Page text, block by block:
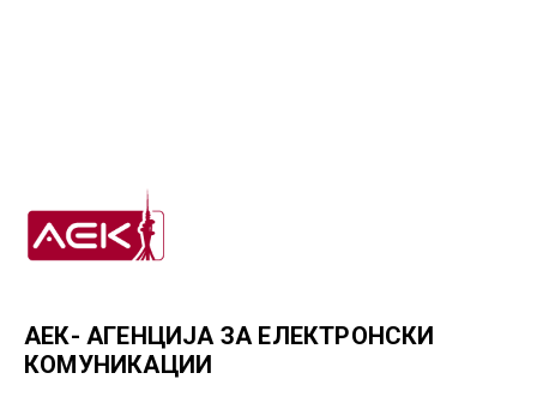
АЕК- АГЕНЦИЈА ЗА ЕЛЕКТРОНСКИ
КОМУНИКАЦИИ